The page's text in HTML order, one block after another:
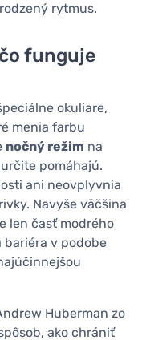
rytmus.
funguje
okuliare,
menia farbu
nočný režim na
pomáhajú.
ani neovplyvnia
Navyše väčšina
len časť modrého
bariéra v podobe
Huberman zo
ako chrániť